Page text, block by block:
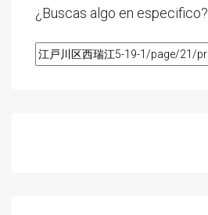
¿Buscas algo en especifico?